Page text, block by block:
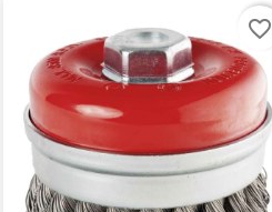
favorite_border